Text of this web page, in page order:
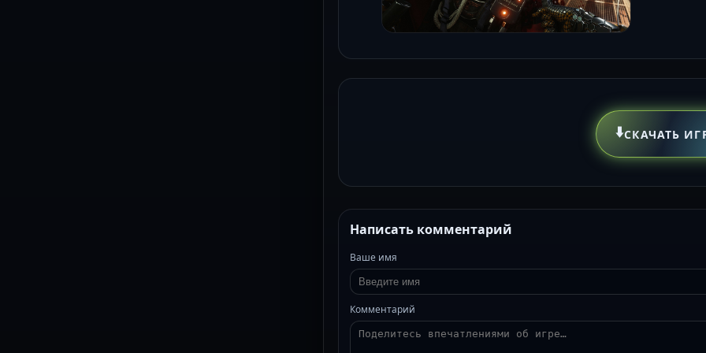
⬇️СКАЧАТЬ
Написать комментарий
Ваше имя
Комментарий